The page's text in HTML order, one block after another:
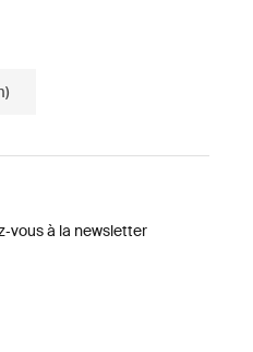
à la newsletter